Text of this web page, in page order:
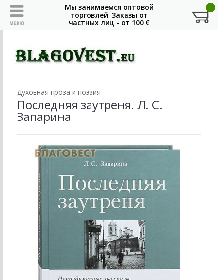
Духовная проза и поэзия
Последняя заутреня. Л. С.
Запарина